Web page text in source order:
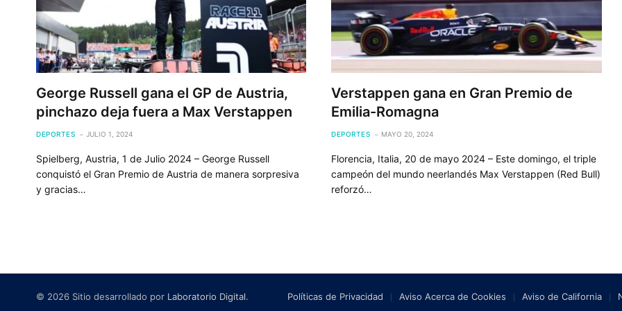
George Russell gana el GP de Austria,
pinchazo deja fuera a Max Verstappen
DEPORTES JULIO 1, 2024
Spielberg, Austria, 1 de Julio 2024 – George Russell
conquistó el Gran Premio de Austria de manera sorpresiva
y gracias…
Verstappen gana en Gran Premio de
Emilia-Romagna
DEPORTES MAYO 20, 2024
Florencia, Italia, 20 de mayo 2024 – Este domingo, el triple
campeón del mundo neerlandés Max Verstappen (Red Bull)
reforzó…
© 2026 Sitio desarrollado por Laboratorio Digital. Políticas de Privacidad Aviso Acerca de Cookies Aviso de California